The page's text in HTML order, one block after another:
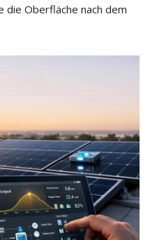
die Oberfläche nach dem